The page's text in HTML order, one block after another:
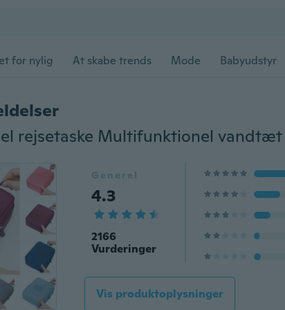
for nylig At skabe trends Mode Babyudstyr
Generel
4.3
2166
Vurderinger
Vis produktoplysninger